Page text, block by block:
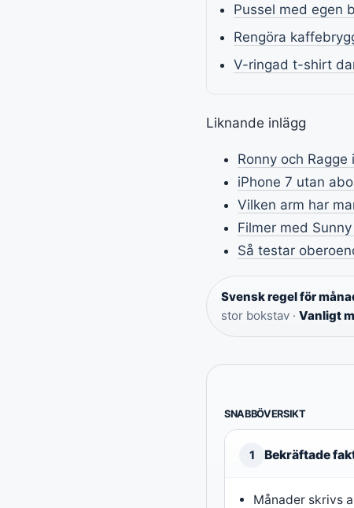
Pussel med egen
Rengöra
V-ringad t-shirt
Liknande inlägg
Ronny och
iPhone 7 utan
Vilken arm har
Filmer med
Så testar
Svensk regel för
stor bokstav · Vanligt
SNABBÖVERSIKT
1 Bekräftade
Månader skrivs